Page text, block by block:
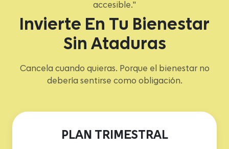
accesible."
Invierte En Tu Bienestar
Sin Ataduras
Cancela cuando quieras. Porque el bienestar no
debería sentirse como obligación.
PLAN TRIMESTRAL